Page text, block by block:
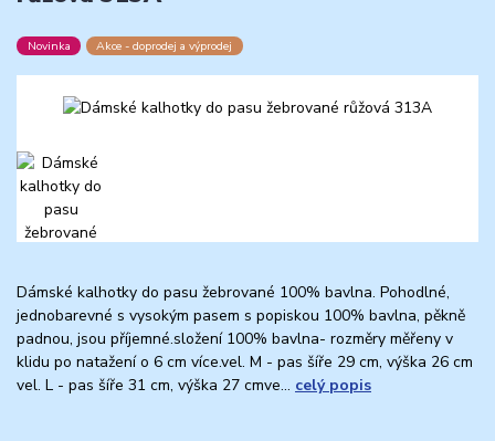
Novinka Akce - doprodej a výprodej
Dámské kalhotky do pasu žebrované 100% bavlna. Pohodlné,
jednobarevné s vysokým pasem s popiskou 100% bavlna, pěkně
padnou, jsou příjemné.složení 100% bavlna- rozměry měřeny v
klidu po natažení o 6 cm více.vel. M - pas šíře 29 cm, výška 26 cm
vel. L - pas šíře 31 cm, výška 27 cmve... celý popis